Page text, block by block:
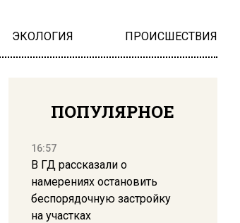
ЭКОЛОГИЯ ПРОИСШЕСТВИЯ
ПОПУЛЯРНОЕ
16:57
В ГД рассказали о
намерениях остановить
беспорядочную застройку
на участках